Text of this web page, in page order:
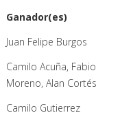
Ganador(es)
Juan Felipe Burgos
Camilo Acuña, Fabio
Moreno, Alan Cortés
Camilo Gutierrez